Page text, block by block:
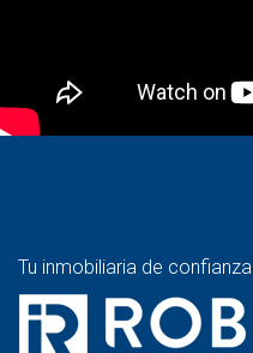
Tu inmobiliaria de confianza